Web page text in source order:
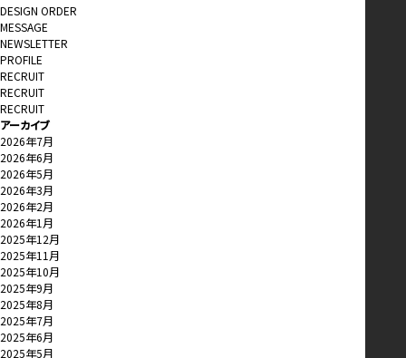
DESIGN ORDER
MESSAGE
NEWSLETTER
PROFILE
RECRUIT
RECRUIT
RECRUIT
アーカイブ
2026年7月
2026年6月
2026年5月
2026年3月
2026年2月
2026年1月
2025年12月
2025年11月
2025年10月
2025年9月
2025年8月
2025年7月
2025年6月
2025年5月